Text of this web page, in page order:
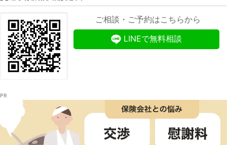
ご相談・ご予約はこちらから
LINEで無料相談